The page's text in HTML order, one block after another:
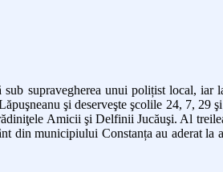
sub supravegherea unui polițist local, iar
şi deserveşte şcolile 24, 7,
Amicii şi Delfinii Jucăuşi. Al
din municipiului Constanța au aderat